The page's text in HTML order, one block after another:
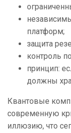
платформ;
защита
контроль
принцип:
должны
Квантовые
современную
иллюзию, что